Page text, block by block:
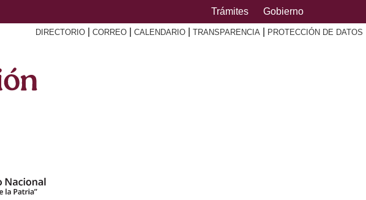
Trámites Gobierno
DIRECTORIO CORREO CALENDARIO TRANSPARENCIA PROTECCIÓN DE DATOS